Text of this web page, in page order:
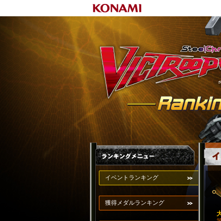
イベントランキング
獲得メダルランキング